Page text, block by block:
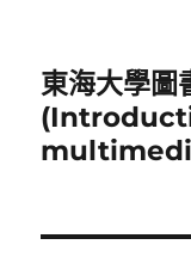
東海大學圖